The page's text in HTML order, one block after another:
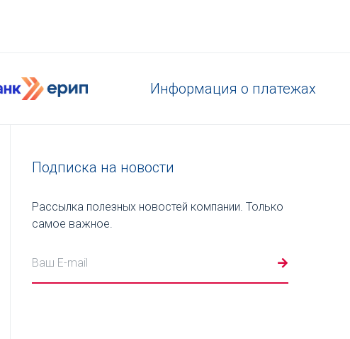
Информация о платежах
Подписка на новости
Рассылка полезных новостей компании. Только
самое важное.